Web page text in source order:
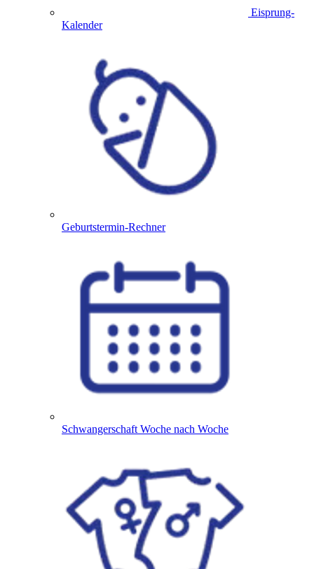
Eisprung-
Kalender
Geburtstermin-Rechner
Schwangerschaft Woche nach Woche